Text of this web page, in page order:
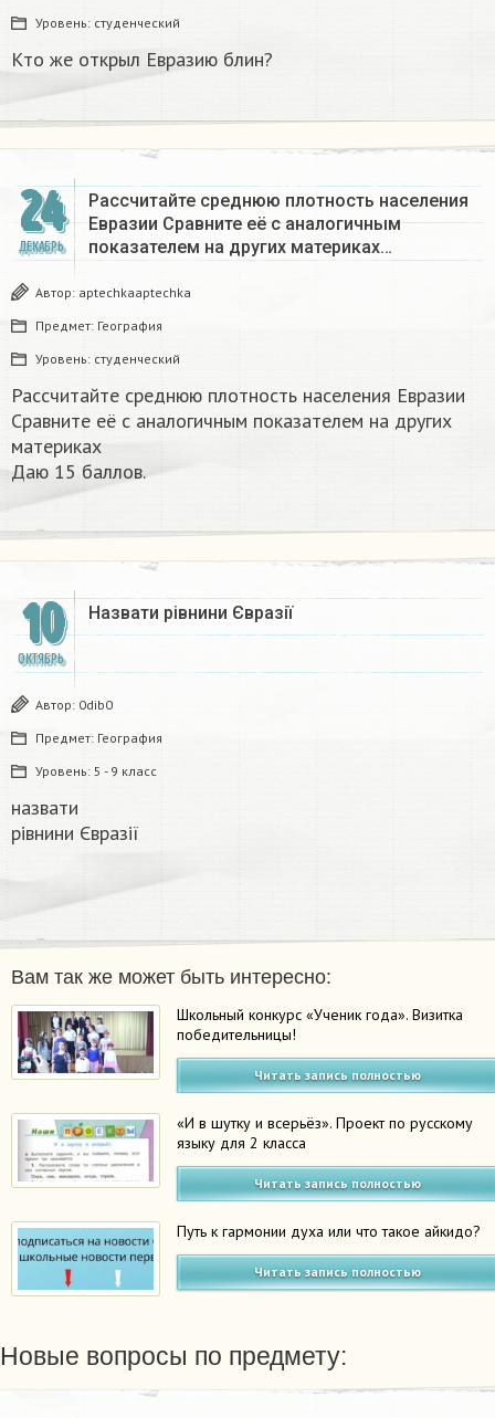
Уровень: студенческий
Кто же открыл Евразию блин?
24
ДЕКАБРЬ
Рассчитайте среднюю плотность населения
Евразии Сравните её с аналогичным
показателем на других материках​…
Автор: aptechkaaptechka
Предмет: География
Уровень: студенческий
Рассчитайте среднюю плотность населения Евразии
Сравните её с аналогичным показателем на других
материках​
Даю 15 баллов.
10
ОКТЯБРЬ
Назвати рівнини Євразії ​
Автор: 0dib0
Предмет: География
Уровень: 5 - 9 класс
назвати
рівнини Євразії
Вам так же может быть интересно:
Школьный конкурс «Ученик года». Визитка
победительницы!
Читать запись полностью
«И в шутку и всерьёз». Проект по русскому
языку для 2 класса
Читать запись полностью
Путь к гармонии духа или что такое айкидо?
Читать запись полностью
Новые вопросы по предмету: